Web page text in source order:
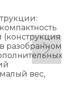
(конструкция
разобранном
вес,